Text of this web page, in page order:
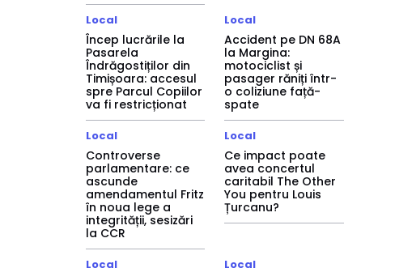
Local
Încep lucrările la
Pasarela
Îndrăgostiților din
Timișoara: accesul
spre Parcul Copiilor
va fi restricționat
Local
Accident pe DN 68A
la Margina:
motociclist și
pasager răniți într-
o coliziune față-
spate
Local
Controverse
parlamentare: ce
ascunde
amendamentul Fritz
în noua lege a
integrității, sesizări
la CCR
Local
Ce impact poate
avea concertul
caritabil The Other
You pentru Louis
Țurcanu?
Local Local